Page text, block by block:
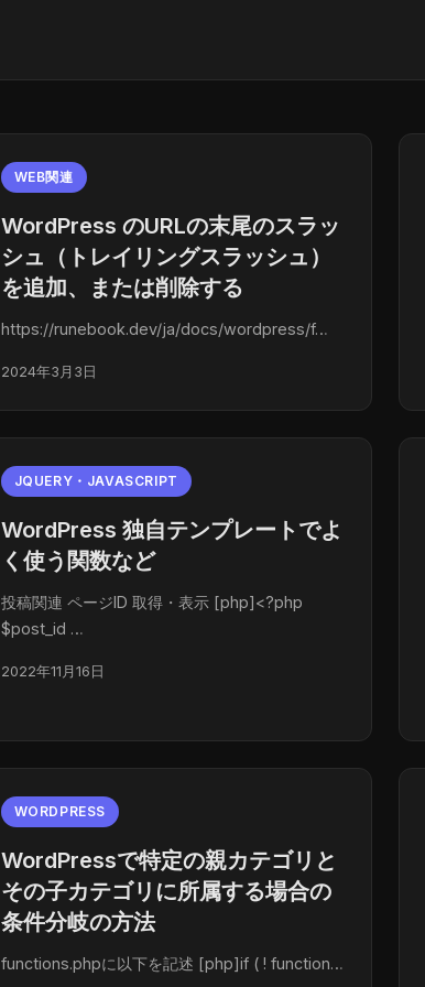
WEB関連
WordPress のURLの末尾のスラッ
シュ（トレイリングスラッシュ）
を追加、または削除する
https://runebook.dev/ja/docs/wordpress/f…
2024年3月3日
JQUERY・JAVASCRIPT
WordPress 独自テンプレートでよ
く使う関数など
投稿関連 ページID 取得・表示 [php]<?php
$post_id …
2022年11月16日
WORDPRESS
WordPressで特定の親カテゴリと
その子カテゴリに所属する場合の
条件分岐の方法
functions.phpに以下を記述 [php]if ( ! function…